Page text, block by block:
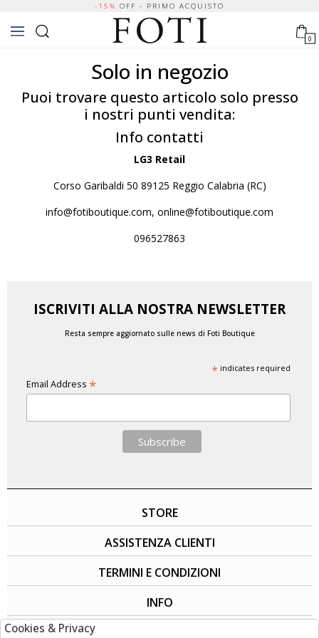
-15% OFF - PRIMO ACQUISTO
0
Solo in negozio
Puoi trovare questo articolo solo presso
i nostri punti vendita:
Info contatti
LG3 Retail
Corso Garibaldi 50 89125 Reggio Calabria (RC)
info@fotiboutique.com, online@fotiboutique.com
096527863
ISCRIVITI ALLA NOSTRA NEWSLETTER
Resta sempre aggiornato sulle news di Foti Boutique
*indicates required
Email Address *
STORE
ASSISTENZA CLIENTI
TERMINI E CONDIZIONI
INFO
Cookies & Privacy